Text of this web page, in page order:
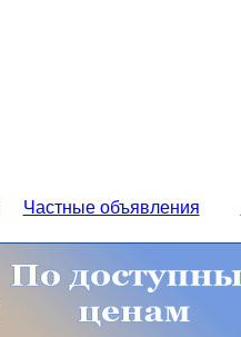
Частные объявления